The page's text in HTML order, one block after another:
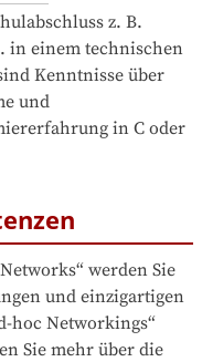
z. B.
in einem technischen
Kenntnisse über
und
in C oder
werden Sie
und einzigartigen
hoc Networkings“
Sie mehr über die